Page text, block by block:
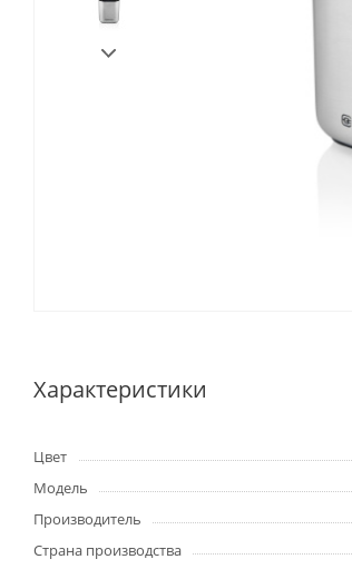
Характеристики
Цвет
Модель
Производитель
Страна производства